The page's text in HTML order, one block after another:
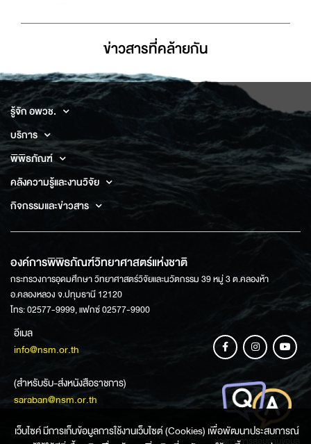
ข่าวสารที่่คล้ายกัน
รู้จัก อพวช.
บริการ
พิพิธภัณฑ์
คลังความรู้และงานวิจัย
กิจกรรมและข่าวสาร
องค์การพิพิธภัณฑ์วิทยาศาสตร์แห่งชาติ
กระทรวงการอุดมศึกษา วิทยาศาสตร์วิจัยและนวัตกรรม 39 หมู่ 3 ต.คลองห้า
อ.คลองหลวง จ.ปทุมธานี 12120
โทร: 02577-9999, แฟกซ์ 02577-9900
อีเมล
info@nsm.or.th
(สำหรับรับ-ส่งหนังสือราชการ)
saraban@nsm.or.th
เว็บไซค์ มีการเก็บข้อมูลการใช้งานเว็บไซต์ (Cookies) เพื่อพัฒนาประสบการณ์